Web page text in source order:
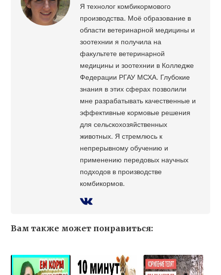
Я технолог комбикормового
производства. Моё образование в
области ветеринарной медицины и
зоотехнии я получила на
факультете ветеринарной
медицины и зоотехнии в Колледже
Федерации РГАУ МСХА. Глубокие
знания в этих сферах позволили
мне разрабатывать качественные и
эффективные кормовые решения
для сельскохозяйственных
животных. Я стремлюсь к
непрерывному обучению и
применению передовых научных
подходов в производстве
комбикормов.
Вам также может понравиться: